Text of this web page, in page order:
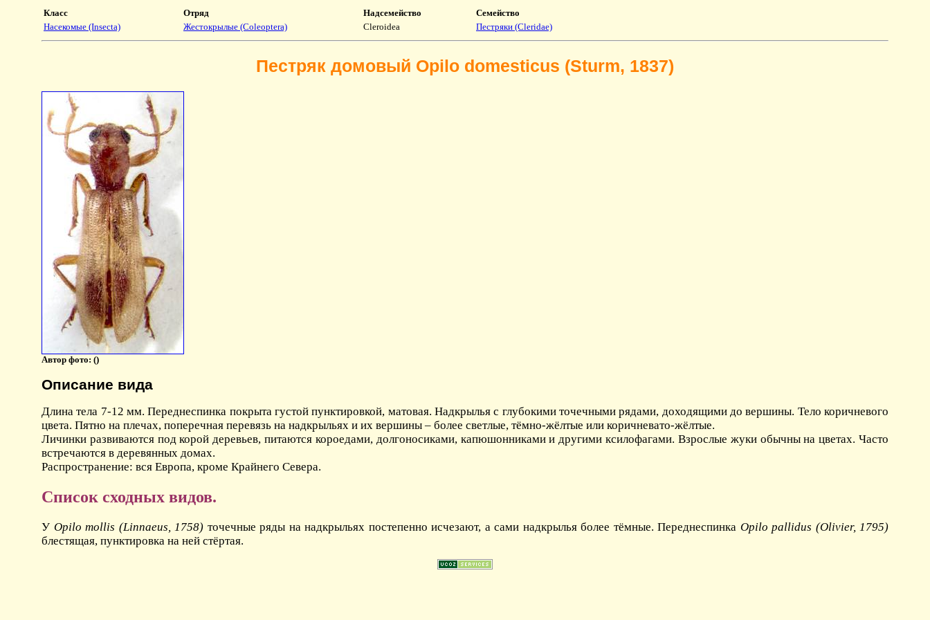
Класс Отряд Надсемейство
Семейство
Насекомые (Insecta)
Жестокрылые (Coleoptera) Cleroidea Пестряки (Cleridae)
Пестряк домовый Opilo domesticus (Sturm, 1837)
Автор фото: ()
Описание вида
Длина тела 7-12 мм. Переднеспинка покрыта густой пунктировкой, матовая. Надкрылья с глубокими точечными рядами, доходящими до вершины. Тело коричневого
цвета. Пятно на плечах, поперечная перевязь на надкрыльях и их вершины – более светлые, тёмно-жёлтые или коричневато-жёлтые.
Личинки развиваются под корой деревьев, питаются короедами, долгоносиками, капюшонниками и другими ксилофагами. Взрослые жуки обычны на цветах. Часто
встречаются в деревянных домах.
Распространение: вся Европа, кроме Крайнего Севера.
Список сходных видов.
У Opilo mollis (Linnaeus, 1758) точечные ряды на надкрыльях постепенно исчезают, а сами надкрылья более тёмные. Переднеспинка Opilo pallidus (Olivier, 1795)
блестящая, пунктировка на ней стёртая.